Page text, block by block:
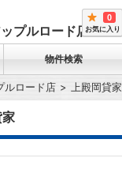
プルロード店
0
お気に入り
物件検索
ルロード店 上殿岡貸家
家